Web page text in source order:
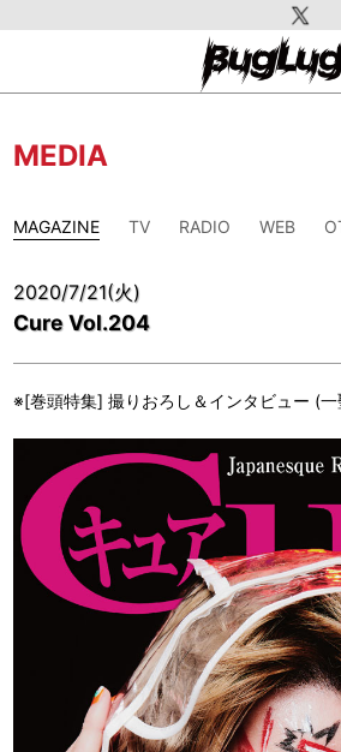
MEDIA
MAGAZINE TV RADIO WEB
2020/7/21(火)
Cure Vol.204
※[巻頭特集] 撮りおろし＆インタビュー (一